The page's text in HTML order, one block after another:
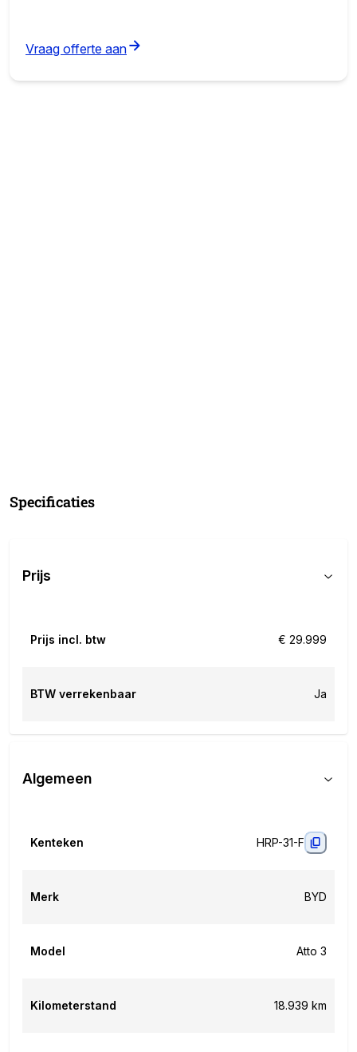
Vraag offerte aan
Specificaties
Prijs
Prijs incl. btw € 29.999
BTW verrekenbaar Ja
Algemeen
Kenteken HRP-31-F
Merk BYD
Model Atto 3
Kilometerstand 18.939 km